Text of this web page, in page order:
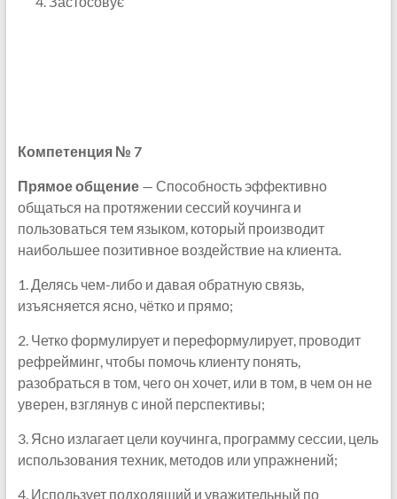
Компетенция № 7
Прямое общение— Способность эффективно
общаться на протяжении сессий коучинга и
пользоваться тем языком, который производит
наибольшее позитивное воздействие на клиента.
1. Делясь чем-либо и давая обратную связь,
изъясняется ясно, чётко и прямо;
2. Четко формулирует и переформулирует, проводит
рефрейминг, чтобы помочь клиенту понять,
разобраться в том, чего он хочет, или в том, в чем он не
уверен, взглянув с иной перспективы;
3. Ясно излагает цели коучинга, программу сессии, цель
использования техник, методов или упражнений;
4. Использует подходящий и уважительный по